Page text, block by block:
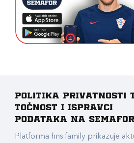
Politika privatnosti
točnost i ispravci
podataka na
Platforma hns.family prikazuje